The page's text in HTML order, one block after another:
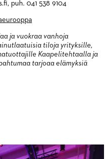
puh. 041 538 9104
ja vuokraa vanhoja
tiloja yrityksille,
Kaapelitehtaalla ja
tarjoaa elämyksiä